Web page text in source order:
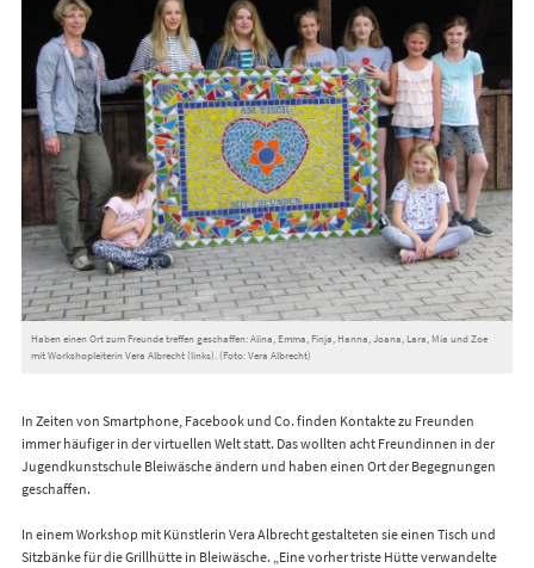
Haben einen Ort zum Freunde treffen geschaffen: Alina, Emma, Finja, Hanna, Joana, Lara, Mia und Zoe
mit Workshopleiterin Vera Albrecht (links). (Foto: Vera Albrecht)
In Zeiten von Smartphone, Facebook und Co. finden Kontakte zu Freunden
immer häufiger in der virtuellen Welt statt. Das wollten acht Freundinnen in der
Jugendkunstschule Bleiwäsche ändern und haben einen Ort der Begegnungen
geschaffen.
In einem Workshop mit Künstlerin Vera Albrecht gestalteten sie einen Tisch und
Sitzbänke für die Grillhütte in Bleiwäsche. „Eine vorher triste Hütte verwandelte